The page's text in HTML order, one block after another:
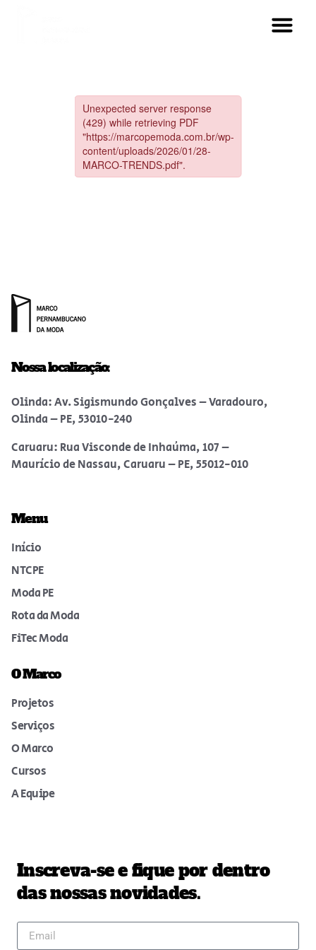
Nossa localização:
Olinda: Av. Sigismundo Gonçalves – Varadouro,
Olinda – PE, 53010-240
Caruaru: Rua Visconde de Inhaúma, 107 –
Maurício de Nassau, Caruaru – PE, 55012-010
Menu
Início
NTCPE
Moda PE
Rota da Moda
FiTec Moda
O Marco
Projetos
Serviços
O Marco
Cursos
A Equipe
Inscreva-se e fique por dentro
das nossas novidades.